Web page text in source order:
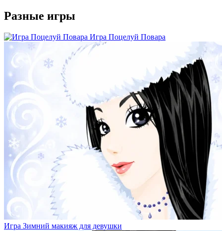
Разные игры
Игра Поцелуй Повара
Игра Зимний макияж для девушки